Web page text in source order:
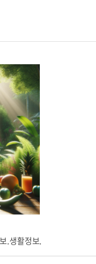
.생활정보.